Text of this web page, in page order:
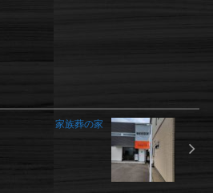
家族葬の家